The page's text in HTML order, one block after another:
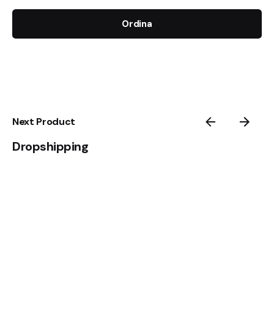
Ordina
Next Product
Dropshipping